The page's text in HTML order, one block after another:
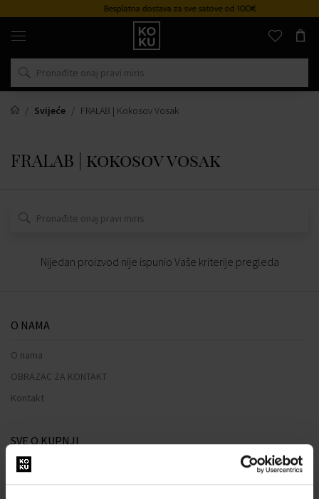
Besplatna dostava za sve satove od 100€
Originalni
parfemi
satovi
na
mjestu
Svijeće
FRALAB | Kokosov Vosak
FRALAB | kokosov vosak
Nijedan proizvod nije ispunio Vaše kriterije pregleda
O NAMA
O nama
OBRAZAC ZA KONTAKT
Kontakt
SVE O KUPNJI
Sustav vjernosti